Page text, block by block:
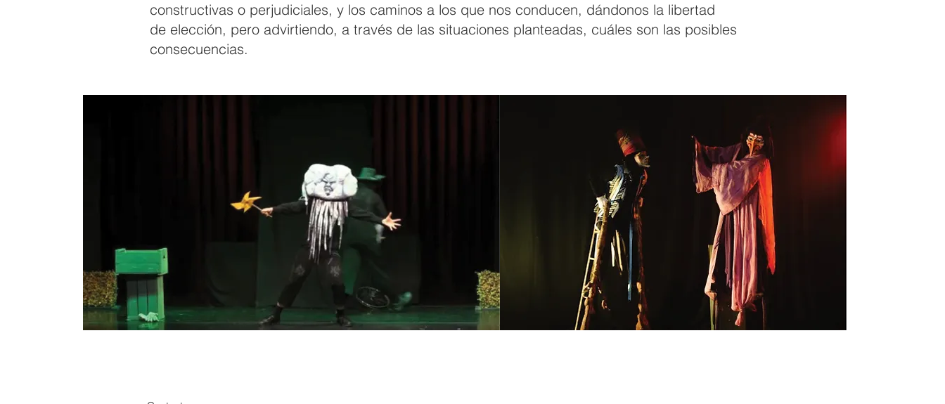
constructivas o perjudiciales, y los caminos a los que nos conducen, dándonos la libertad
de elección, pero advirtiendo, a través de las situaciones planteadas, cuáles son las posibles
consecuencias.